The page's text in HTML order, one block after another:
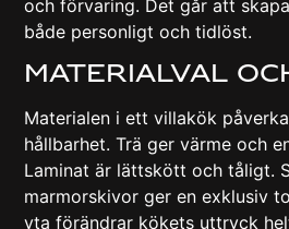
och förvaring. Det går att
både personligt och tidlöst.
Materialval
Materialen i ett villakök
hållbarhet. Trä ger värme och
Laminat är lättskött och tåligt.
marmorskivor ger en exklusiv
yta förändrar kökets uttryck